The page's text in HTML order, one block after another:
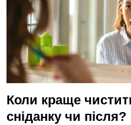
Коли краще
сніданку чи після?